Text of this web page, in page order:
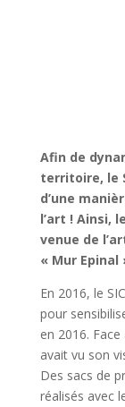
Afin de
territoire, le
d’une
l’art ! Ainsi,
venue de
« Mur
En 2016, le
pour
en 2016.
avait vu son
Des sacs de
réalisés avec